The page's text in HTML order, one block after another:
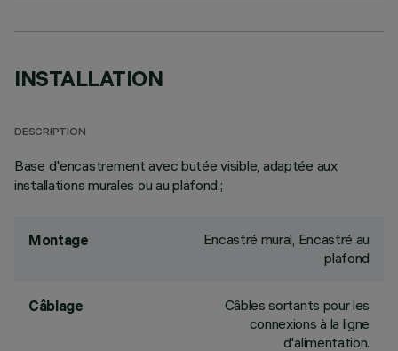
INSTALLATION
DESCRIPTION
Base d'encastrement avec butée visible, adaptée aux
installations murales ou au plafond.;
Montage
Encastré mural, Encastré au
plafond
Câblage
Câbles sortants pour les
connexions à la ligne
d'alimentation.